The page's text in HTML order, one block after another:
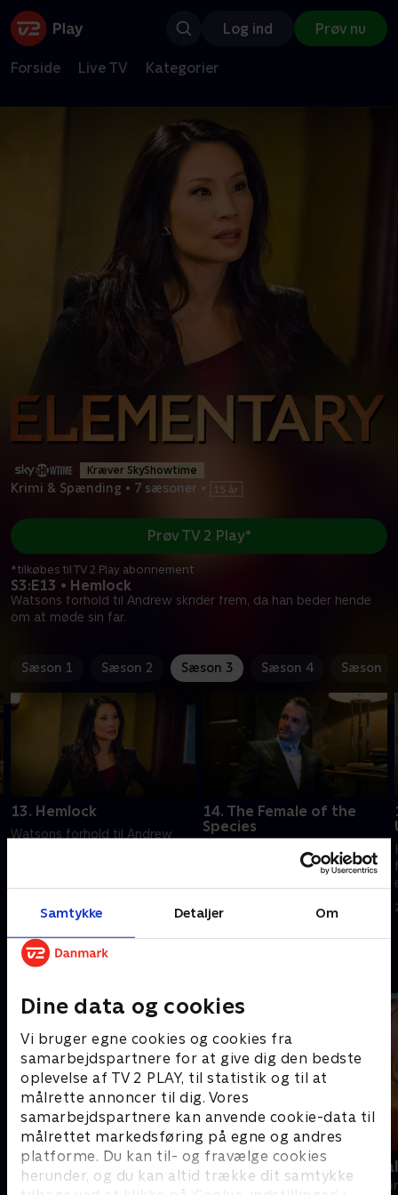
Samtykke Detaljer Om
Dine data og cookies
Vi bruger egne cookies og cookies fra
samarbejdspartnere for at give dig den bedste
oplevelse af TV 2 PLAY, til statistik og til at
målrette annoncer til dig. Vores
samarbejdspartnere kan anvende cookie-data til
målrettet markedsføring på egne og andres
platforme. Du kan til- og fravælge cookies
herunder, og du kan altid trække dit samtykke
Log ind Prøv nu
Forside Live TV Kategorier
Kræver SkyShowtime
Krimi & Spænding • 7 sæsoner •
S3:E13 • Hemlock
Watsons forhold til Andrew skrider frem, da han beder hende
om at møde sin far.
Prøv TV 2 Play*
*tilkøbes til TV 2 Play abonnement
Sæson 1 Sæson 2 Sæson 3 Sæson 4 Sæson 5
13. Hemlock
Watsons forhold til Andrew
20. september 2022 • 40 min
14. The Female of the
Species
Watson støder på Elana March,
som er den forbryderboss, hun
20. september 2022 • 39 min
Andre så også
The Hunting Party
Krimi & Spænding • 2 sæsoner
Mord på
Krimi &